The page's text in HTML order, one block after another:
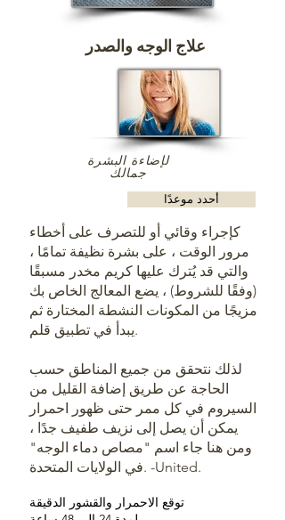
علاج الوجه والصدر
لإضاءة البشرة
جمالك
أحدد موعدًا
كإجراء وقائي أو للتصرف على أخطاء
مرور الوقت ، على بشرة نظيفة تمامًا ،
والتي قد يُترك عليها كريم مخدر مسبقًا
(وفقًا للشروط) ، يضع المعالج الخاص بك
مزيجًا من المكونات النشطة المختارة ثم
يبدأ في تطبيق قلم.
لذلك نتحقق من جميع المناطق حسب
الحاجة عن طريق إضافة القليل من
السيروم في كل ممر حتى ظهور احمرار
يمكن أن يصل إلى نزيف طفيف جدًا ،
ومن هنا جاء اسم "مصاص دماء الوجه"
في الولايات المتحدة. -United.
توقع الاحمرار والقشور الدقيقة